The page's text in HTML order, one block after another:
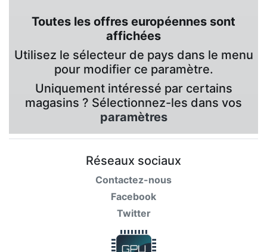
Toutes les offres européennes sont
affichées
Utilisez le sélecteur de pays dans le menu
pour modifier ce paramètre.
Uniquement intéressé par certains
magasins ? Sélectionnez-les dans vos
paramètres
Réseaux sociaux
Contactez-nous
Facebook
Twitter